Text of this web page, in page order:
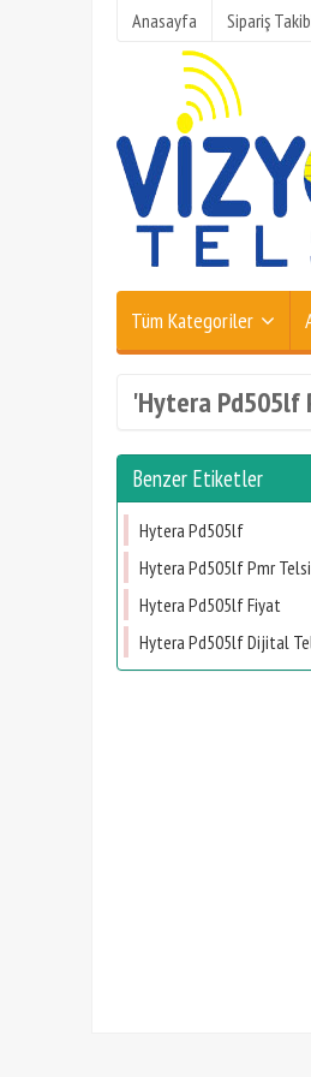
Anasayfa Sipariş
Tüm Kategoriler
'Hytera Pd505lf
Benzer Etiketler
Hytera Pd505lf
Hytera Pd505lf Pmr
Hytera Pd505lf Fiyat
Hytera Pd505lf Dijital